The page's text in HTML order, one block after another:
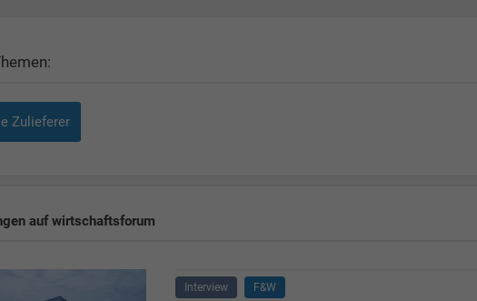
Zulieferer
auf wirtschaftsforum
Interview F&W